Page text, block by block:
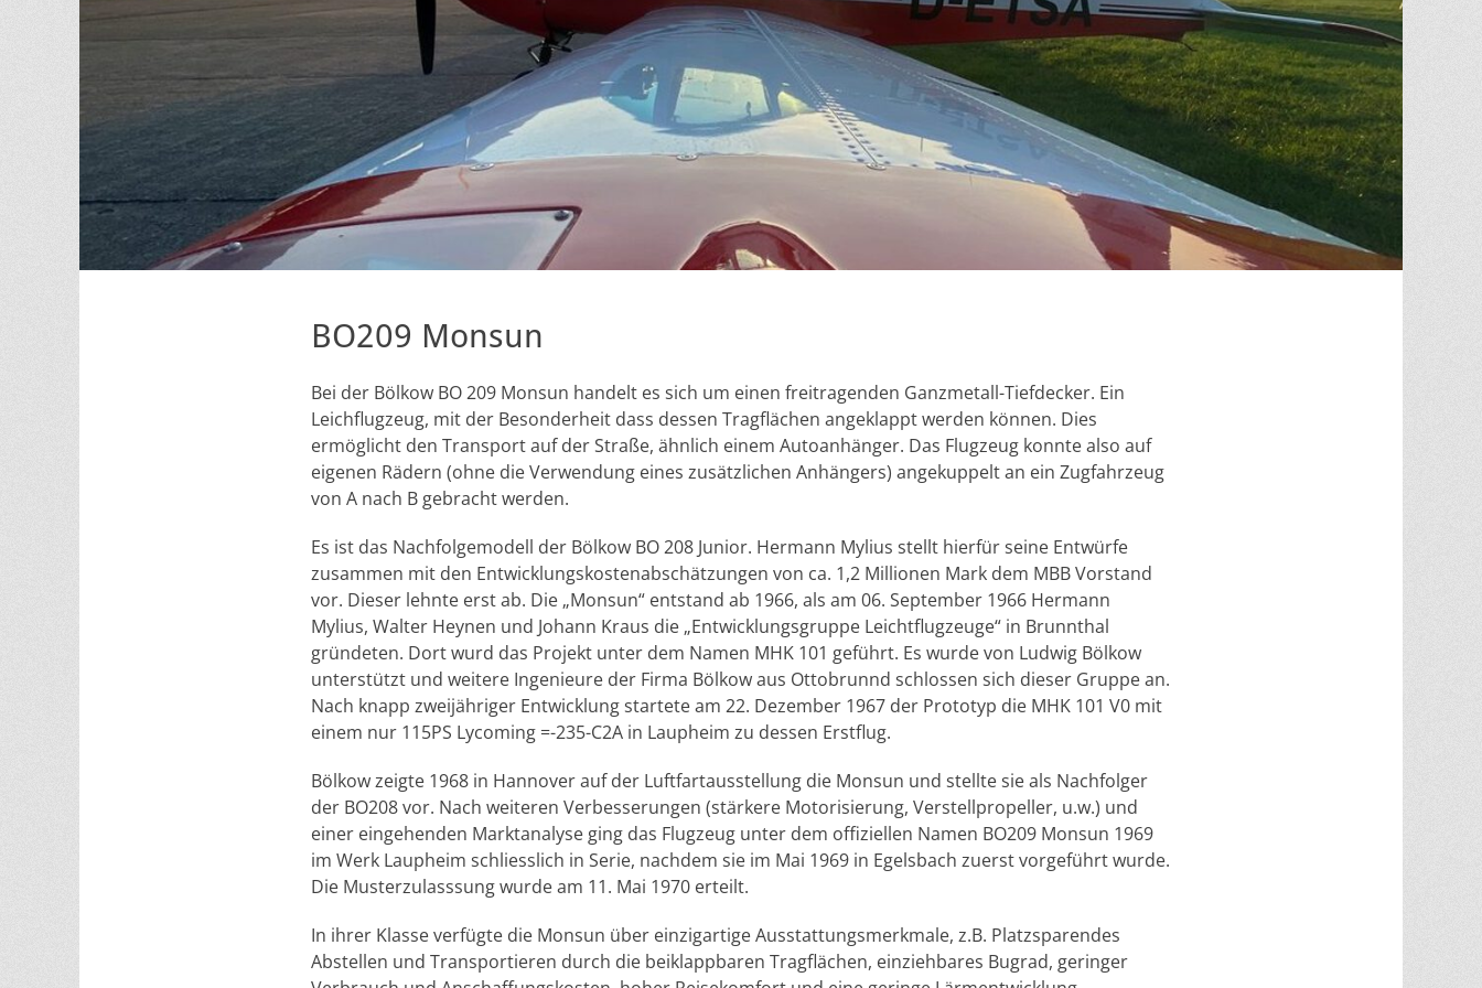
BO209 Monsun
Bei der Bölkow BO 209 Monsun handelt es sich um einen freitragenden Ganzmetall-Tiefdecker. Ein
Leichflugzeug, mit der Besonderheit dass dessen Tragflächen angeklappt werden können. Dies
ermöglicht den Transport auf der Straße, ähnlich einem Autoanhänger. Das Flugzeug konnte also auf
eigenen Rädern (ohne die Verwendung eines zusätzlichen Anhängers) angekuppelt an ein Zugfahrzeug
von A nach B gebracht werden.
Es ist das Nachfolgemodell der Bölkow BO 208 Junior. Hermann Mylius stellt hierfür seine Entwürfe
zusammen mit den Entwicklungskostenabschätzungen von ca. 1,2 Millionen Mark dem MBB Vorstand
vor. Dieser lehnte erst ab. Die „Monsun“ entstand ab 1966, als am 06. September 1966 Hermann
Mylius, Walter Heynen und Johann Kraus die „Entwicklungsgruppe Leichtflugzeuge“ in Brunnthal
gründeten. Dort wurd das Projekt unter dem Namen MHK 101 geführt. Es wurde von Ludwig Bölkow
unterstützt und weitere Ingenieure der Firma Bölkow aus Ottobrunnd schlossen sich dieser Gruppe an.
Nach knapp zweijähriger Entwicklung startete am 22. Dezember 1967 der Prototyp die MHK 101 V0 mit
einem nur 115PS Lycoming =-235-C2A in Laupheim zu dessen Erstflug.
Bölkow zeigte 1968 in Hannover auf der Luftfartausstellung die Monsun und stellte sie als Nachfolger
der BO208 vor. Nach weiteren Verbesserungen (stärkere Motorisierung, Verstellpropeller, u.w.) und
einer eingehenden Marktanalyse ging das Flugzeug unter dem offiziellen Namen BO209 Monsun 1969
im Werk Laupheim schliesslich in Serie, nachdem sie im Mai 1969 in Egelsbach zuerst vorgeführt wurde.
Die Musterzulasssung wurde am 11. Mai 1970 erteilt.
In ihrer Klasse verfügte die Monsun über einzigartige Ausstattungsmerkmale, z.B. Platzsparendes
Abstellen und Transportieren durch die beiklappbaren Tragflächen, einziehbares Bugrad, geringer